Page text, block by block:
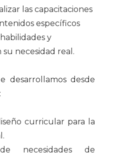
las capacitaciones
específicos
y
necesidad real.
desarrollamos desde
curricular para la
de necesidades de